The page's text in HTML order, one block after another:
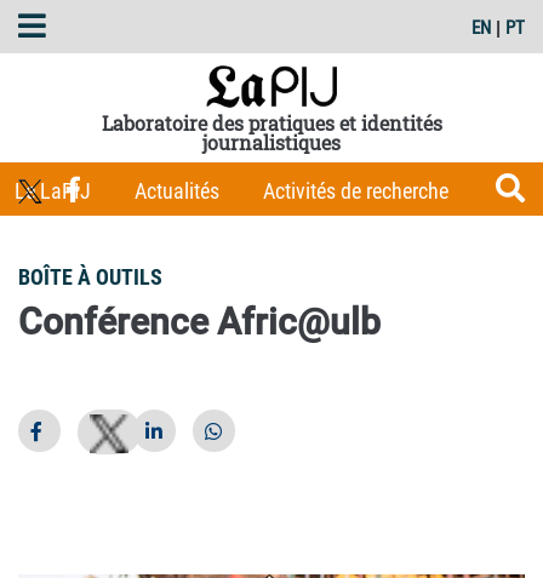
EN | PT
Laboratoire des pratiques et identités
journalistiques
Le LaPIJ
Actualités Activités de recherche
Publications
BOÎTE À OUTILS
Conférence Afric@ulb